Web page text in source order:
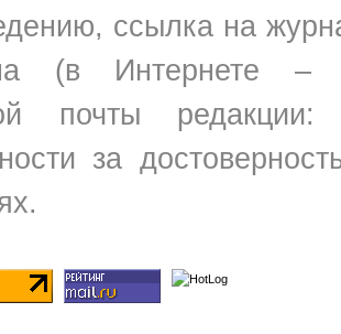
ссылка на
(в Интернете
почты
за